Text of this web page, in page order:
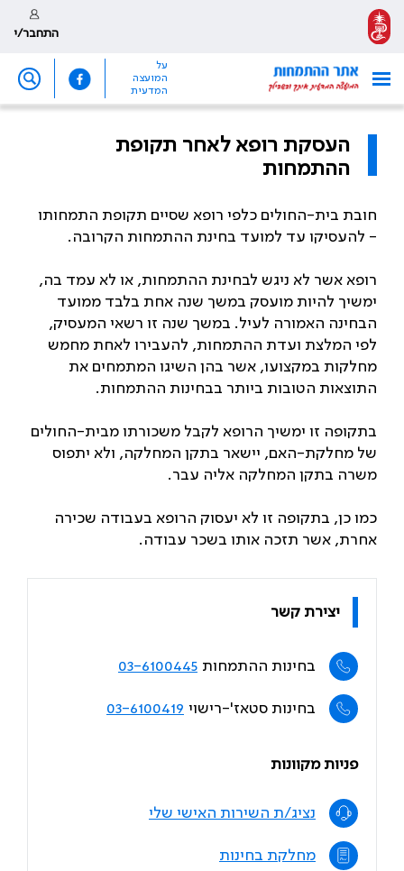
התחבר/י
על
המועצה
המדעית
העסקת רופא לאחר תקופת
ההתמחות
חובת בית-החולים כלפי רופא שסיים תקופת התמחותו
- להעסיקו עד למועד בחינת ההתמחות הקרובה.
רופא אשר לא ניגש לבחינת ההתמחות, או לא עמד בה,
ימשיך להיות מועסק במשך שנה אחת בלבד ממועד
הבחינה האמורה לעיל. במשך שנה זו רשאי המעסיק,
לפי המלצת ועדת ההתמחות, להעבירו לאחת מחמש
מחלקות במקצועו, אשר בהן השיגו המתמחים את
התוצאות הטובות ביותר בבחינות ההתמחות.
בתקופה זו ימשיך הרופא לקבל משכורתו מבית-החולים
של מחלקת-האם, יישאר בתקן המחלקה, ולא יתפוס
משרה בתקן המחלקה אליה עבר.
כמו כן, בתקופה זו לא יעסוק הרופא בעבודה שכירה
אחרת, אשר תזכה אותו בשכר עבודה.
יצירת קשר
בחינות ההתמחות 03-6100445
בחינות סטאז'-רישוי 03-6100419
פניות מקוונות
נציג/ת השירות האישי שלי
מחלקת בחינות